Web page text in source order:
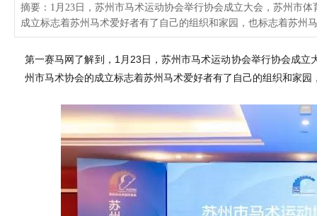
摘要：1月23日，苏州市马术运动协会举行协会成立大会，苏州市
成立标志着苏州马术爱好者有了自己的组织和家园，也标志着苏州
第一赛马网了解到，1月23日，苏州市马术运动协会举行协会成
州市马术协会的成立标志着苏州马术爱好者有了自己的组织和家